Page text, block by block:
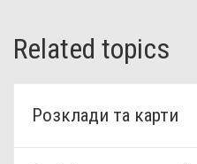
Related topics
Розклади та карти